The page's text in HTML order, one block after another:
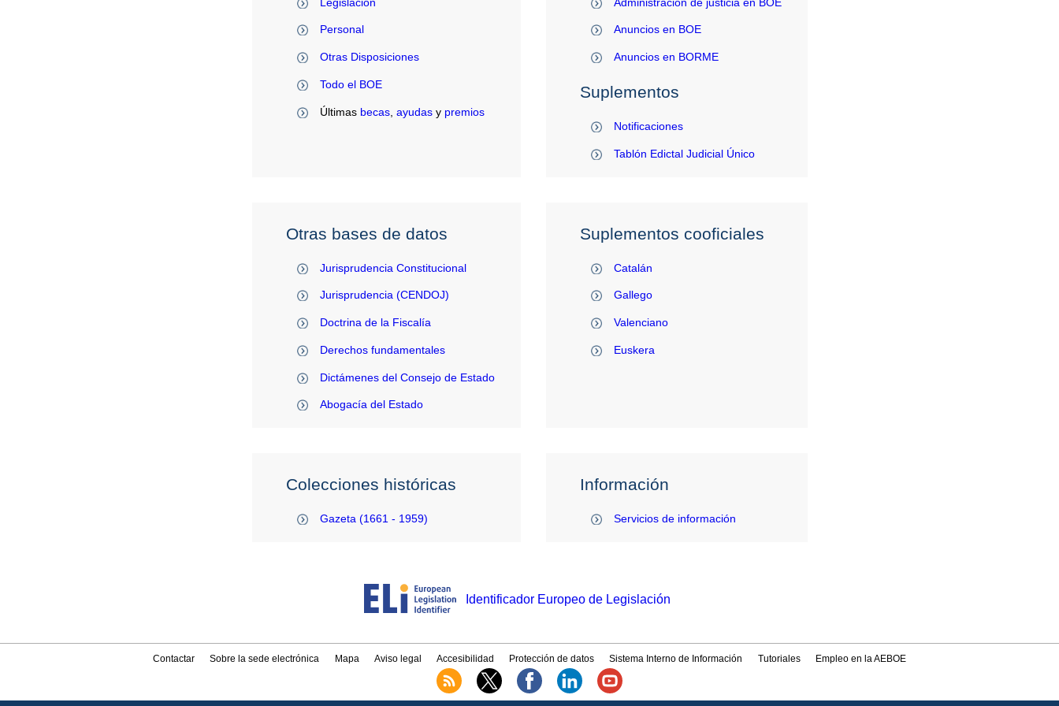
Personal
Otras Disposiciones
Todo el BOE
Últimas becas, ayudasy premios
Anuncios en BOE
Anuncios en BORME
Suplementos
Notificaciones
Tablón Edictal Judicial Único
Otras bases de datos
Jurisprudencia Constitucional
Jurisprudencia (CENDOJ)
Doctrina de la Fiscalía
Derechos fundamentales
Dictámenes del Consejo de Estado
Abogacía del Estado
Suplementos cooficiales
Catalán
Gallego
Valenciano
Euskera
Colecciones históricas
Gazeta (1661 - 1959)
Información
Servicios de información
Identificador Europeo de Legislación
Contactar Sobre la sede electrónica Mapa Aviso legal Accesibilidad Protección de datos Sistema Interno de Información Tutoriales Empleo en la AEBOE